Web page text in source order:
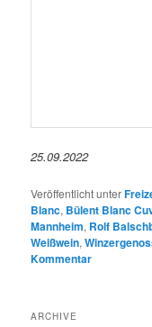
25.09.2022
Veröffentlicht unter
Blanc, Bülent Blanc
Mannheim, Rolf
Weißwein,
Kommentar
ARCHIVE